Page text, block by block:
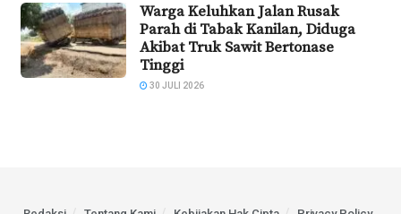
Warga Keluhkan Jalan Rusak
Parah di Tabak Kanilan, Diduga
Akibat Truk Sawit Bertonase
Tinggi
30 JULI 2026